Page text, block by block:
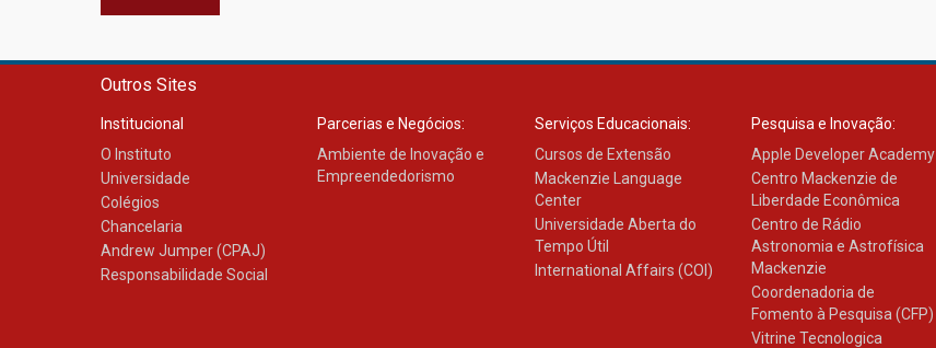
Outros Sites
Institucional
O Instituto
Universidade
Colégios
Chancelaria
Andrew Jumper (CPAJ)
Responsabilidade Social
Parcerias e Negócios:
Ambiente de Inovação e
Empreendedorismo
Serviços Educacionais:
Cursos de Extensão
Mackenzie Language
Center
Universidade Aberta do
Tempo Útil
International Affairs (COI)
Pesquisa e Inovação:
Apple Developer Academy
Centro Mackenzie de
Liberdade Econômica
Centro de Rádio
Astronomia e Astrofísica
Mackenzie
Coordenadoria de
Fomento à Pesquisa (CFP)
Vitrine Tecnologica